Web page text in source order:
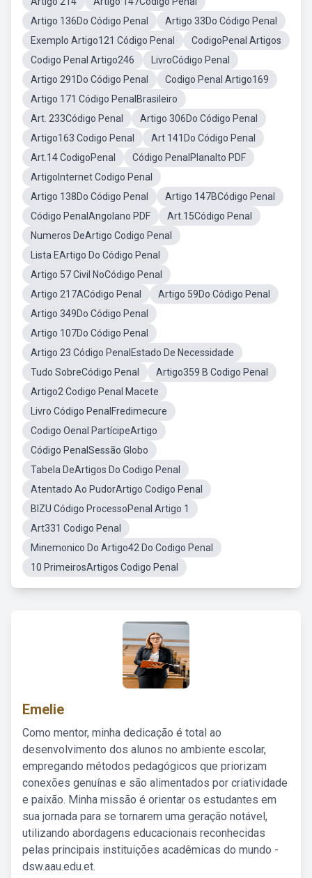
Artigo 136Do Código Penal
Artigo 33Do Código Penal
Exemplo Artigo121 Código Penal
CodigoPenal Artigos
Codigo Penal Artigo246
LivroCódigo Penal
Artigo 291Do Código Penal
Codigo Penal Artigo169
Artigo 171 Código PenalBrasileiro
Art. 233Código Penal
Artigo 306Do Código Penal
Artigo163 Codigo Penal
Art 141Do Código Penal
Art.14 CodigoPenal
Código PenalPlanalto PDF
ArtigoInternet Codigo Penal
Artigo 138Do Código Penal
Artigo 147BCódigo Penal
Código PenalAngolano PDF
Art.15Código Penal
Numeros DeArtigo Codigo Penal
Lista EArtigo Do Código Penal
Artigo 57 Civil NoCódigo Penal
Artigo 217ACódigo Penal
Artigo 59Do Código Penal
Artigo 349Do Código Penal
Artigo 107Do Código Penal
Artigo 23 Código PenalEstado De Necessidade
Tudo SobreCódigo Penal
Artigo359 B Codigo Penal
Artigo2 Codigo Penal Macete
Livro Código PenalFredimecure
Codigo Oenal PartícipeArtigo
Código PenalSessão Globo
Tabela DeArtigos Do Codigo Penal
Atentado Ao PudorArtigo Codigo Penal
BIZU Código ProcessoPenal Artigo 1
Art331 Codigo Penal
Minemonico Do Artigo42 Do Codigo Penal
10 PrimeirosArtigos Codigo Penal
Emelie
Como mentor, minha dedicação é total ao
desenvolvimento dos alunos no ambiente escolar,
empregando métodos pedagógicos que priorizam
conexões genuínas e são alimentados por criatividade
e paixão. Minha missão é orientar os estudantes em
sua jornada para se tornarem uma geração notável,
utilizando abordagens educacionais reconhecidas
pelas principais instituições acadêmicas do mundo -
dsw.aau.edu.et.